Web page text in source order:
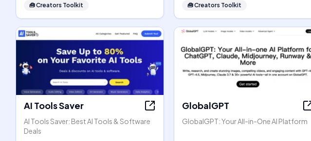
🧰Creators Toolkit 🧰Creators Toolkit
AI Tools Saver
AI Tools Saver: Best AI Tools & Software
Deals
GlobalGPT
GlobalGPT: Your All-in-One AI Platform